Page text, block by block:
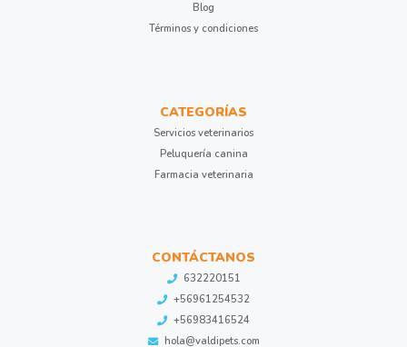
Blog
Términos y condiciones
CATEGORÍAS
Servicios veterinarios
Peluquería canina
Farmacia veterinaria
CONTÁCTANOS
632220151
+56961254532
+56983416524
hola@valdipets.com